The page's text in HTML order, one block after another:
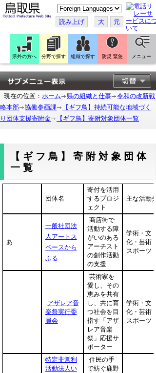
こ
の
ペ
ー
ジ
翻
訳
す
る
読み上げ 大 元
県外の方へ 分野で探す 組織で探す 防災 緊急 メニュー
現在の位置： ホーム 県の組織と仕事
令和の改新戦
略本部
協働参画課
【ギフ鳥】持続可能な地域づく
り団体支援寄附金
【ギフ鳥】寄附対象団体一覧
【ギフ鳥】寄附対象団体
一覧
団体名
寄付を活用
するプロジ
ェクト
主な活動分
あ
一般社団法
人アートス
ペースから
ふる
商店街で
活動する障
がいのある
アーチスト
の創作活動
の支援
学術・文
化・芸術・
スポーツ
アザレア音
楽祭実行委
員会
芸術家を
愛し、その
恵みを共有
し、共に育
つ社会を目
指す「アザ
レア音楽
祭」応援サ
ポーター
学術・文
化・芸術・
スポーツ
特定非営利
活動法人い
住民の手
で紡ぐ鹿野